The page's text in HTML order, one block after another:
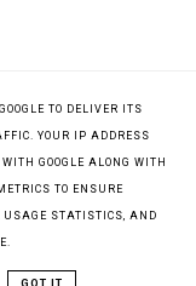
TO DELIVER ITS
YOUR IP ADDRESS
GOOGLE ALONG WITH
TO ENSURE
USAGE STATISTICS, AND
GOT IT